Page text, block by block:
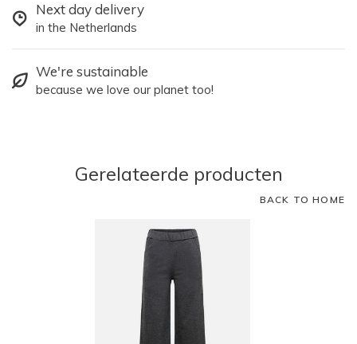
Next day delivery
in the Netherlands
We're sustainable
because we love our planet too!
Gerelateerde producten
BACK TO HOME